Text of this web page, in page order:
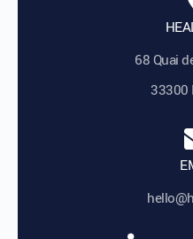
68 Quai
33300